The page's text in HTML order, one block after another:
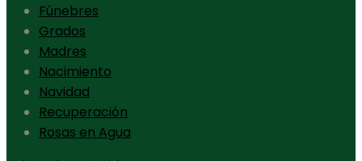
Fúnebres
Grados
Madres
Nacimiento
Navidad
Recuperación
Rosas en Agua